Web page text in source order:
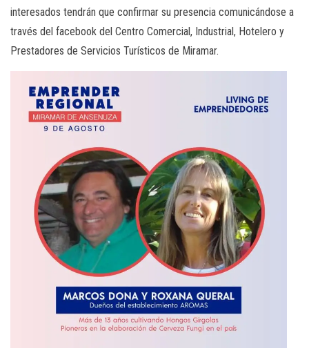
interesados tendrán que confirmar su presencia comunicándose a
través del facebook del Centro Comercial, Industrial, Hotelero y
Prestadores de Servicios Turísticos de Miramar.